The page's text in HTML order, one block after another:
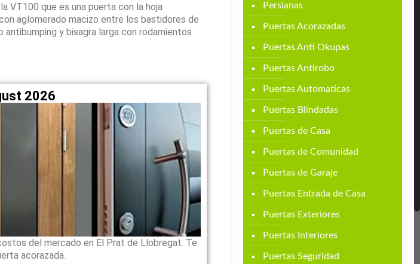
VT100 que es una puerta con la hoja
aglomerado macizo entre los bastidores de
antibumping y bisagra larga con rodamientos
2026
del mercado en El Prat de Llobregat. Te
acorazada.
Persianas
Puertas Acorazadas
Puertas Anti Okupas
Puertas Antirobo
Puertas Automaticas
Puertas Blindadas
Puertas de Casa
Puertas de Comunidad
Puertas de Garaje
Puertas Entrada de Casa
Puertas Exteriores
Puertas Interiores
Puertas Seguridad